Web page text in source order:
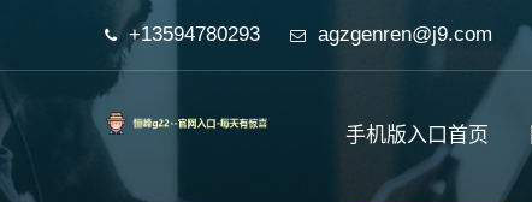
+13594780293 agzgenren@j9.com
手机版入口首页